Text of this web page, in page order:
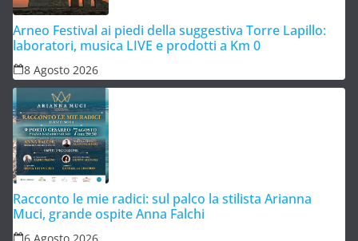
Arneo Festival ai piedi della suggestiva Torre Lapillo:
laboratori, musica LIVE e prodotti a Km 0
8 Agosto 2026
Racconto le mie radici: sul palco la stilista Arianna
Muci, grande ospite Anna Falchi